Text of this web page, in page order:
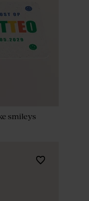
smileys